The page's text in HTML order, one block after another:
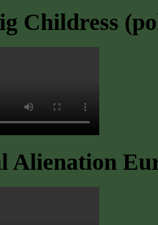
Childress
Alienation